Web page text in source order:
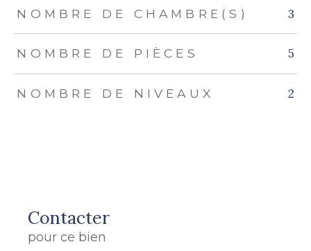
NOMBRE DE CHAMBRE(S) 3
NOMBRE DE PIÈCES 5
NOMBRE DE NIVEAUX 2
Contacter
pour ce bien